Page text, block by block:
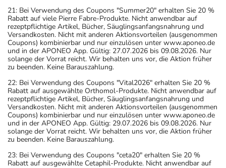
21: Bei Verwendung des Coupons "Summer20" erhalten Sie 20 %
Rabatt auf viele Pierre Fabre-Produkte. Nicht anwendbar auf
rezeptpflichtige Artikel, Bücher, Säuglingsanfangsnahrung und
Versandkosten. Nicht mit anderen Aktionsvorteilen (ausgenommen
Coupons) kombinierbar und nur einzulösen unter www.aponeo.de
und in der APONEO App. Gültig: 27.07.2026 bis 09.08.2026. Nur
solange der Vorrat reicht. Wir behalten uns vor, die Aktion früher
zu beenden. Keine Barauszahlung.
22: Bei Verwendung des Coupons "Vital2026" erhalten Sie 20 %
Rabatt auf ausgewählte Orthomol-Produkte. Nicht anwendbar auf
rezeptpflichtige Artikel, Bücher, Säuglingsanfangsnahrung und
Versandkosten. Nicht mit anderen Aktionsvorteilen (ausgenommen
Coupons) kombinierbar und nur einzulösen unter www.aponeo.de
und in der APONEO App. Gültig: 29.07.2026 bis 09.08.2026. Nur
solange der Vorrat reicht. Wir behalten uns vor, die Aktion früher
zu beenden. Keine Barauszahlung.
23: Bei Verwendung des Coupons "ceta20" erhalten Sie 20 %
Rabatt auf ausgewählte Cetaphil-Produkte. Nicht anwendbar auf